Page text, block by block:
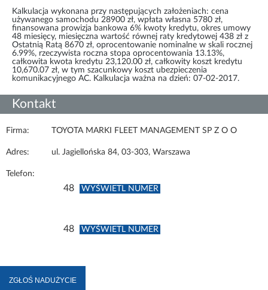
Kalkulacja wykonana przy następujących założeniach: cena
używanego samochodu 28900 zł, wpłata własna 5780 zł,
finansowana prowizja bankowa 6% kwoty kredytu, okres umowy
48 miesięcy, miesięczna wartość równej raty kredytowej 438 zł z
Ostatnią Ratą 8670 zł, oprocentowanie nominalne w skali rocznej
6.99%, rzeczywista roczna stopa oprocentowania 13.13%,
całkowita kwota kredytu 23,120.00 zł, całkowity koszt kredytu
10,670.07 zł, w tym szacunkowy koszt ubezpieczenia
komunikacyjnego AC. Kalkulacja ważna na dzień: 07-02-2017.
Kontakt
Firma: TOYOTA MARKI FLEET MANAGEMENT SP Z O O
Adres: ul. Jagiellońska 84, 03-303, Warszawa
Telefon:
48 WYŚWIETL NUMER
48 WYŚWIETL NUMER